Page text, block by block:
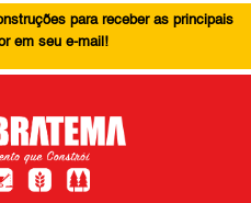
para receber as principais
em seu e-mail!